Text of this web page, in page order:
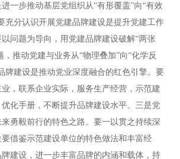
一步推动基层党组织从“有形覆盖”向“有效
充分认识开展党建品牌建设是提升党建工作
问题为导向，用党建品牌建设破解“两张
，推动党建与业务从“物理叠加”向“化学反
牌建设是推动党业深度融合的红色引擎。要
，联系企业实际，服务生产经营，示范建
化手册，不断提升品牌建设水平。三是党
勇毅前行的特色之路。要一以贯之持续深
借鉴示范建设单位的特色做法和丰富经
建设，进一步丰富品牌的内涵和载体，持